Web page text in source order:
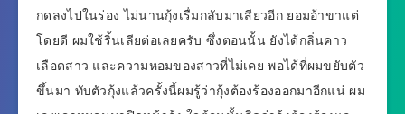
กดลงไปในร่อง ไม่นานกุ้งเรื่มกลับมาเสียวอีก ยอมอ้าขาแต่
โดยดี ผมใช้ริ้นเลียต่อเลยครับ ซึ่งตอนนั้น ยังได้กลิ่นคาว
เลือดสาว และความหอมของสาวที่ไม่เคย พอได้ที่ผมขยับตัว
ขึ้นมา ทับตัวกุ้งแล้วครั้งนี้ผมรู้ว่ากุ้งต้องร้องออกมาอีกแน่ ผม